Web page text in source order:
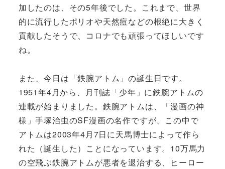
加したのは、その5年後でした。これまで、世界
的に流行したポリオや天然痘などの根絶に大きく
貢献したそうで、コロナでも頑張ってほしいです
ね。
また、今日は「鉄腕アトム」の誕生日です。
1951年4月から、月刊誌「少年」に鉄腕アトムの
連載が始まりました。鉄腕アトムは、「漫画の神
様」手塚治虫のSF漫画の名作ですが、この中で
アトムは2003年4月7日に天馬博士によって作ら
れた（誕生した）ことになっています。10万馬力
の空飛ぶ鉄腕アトムが悪者を退治する、ヒーロー